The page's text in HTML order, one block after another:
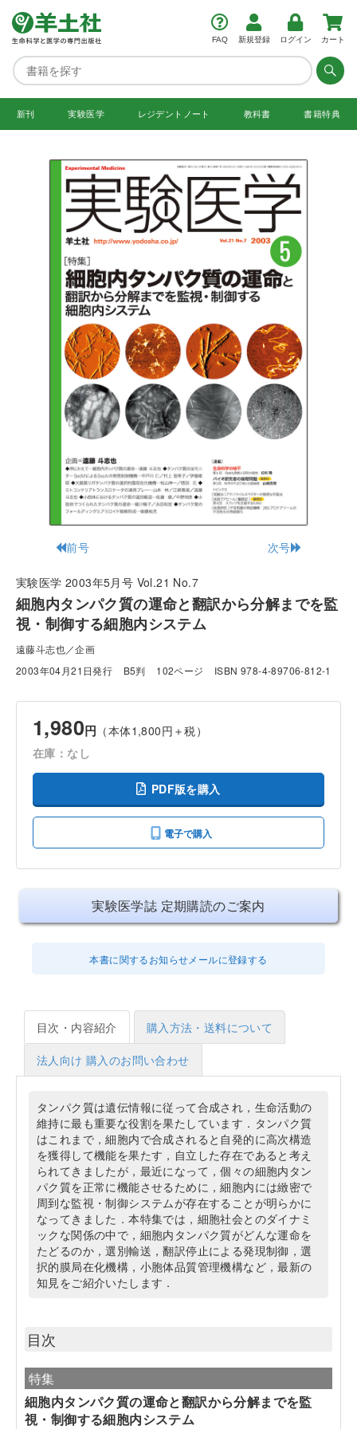
FAQ 新規登録 ログイン カート
新刊 実験医学 レジデント ノート 教科書 書籍特典
前号 次号
実験医学 2003年5月号 Vol.21 No.7
細胞内タンパク質の運命と翻訳から分解までを監
視・制御する細胞内システム
遠藤斗志也／企画
2003年04月21日発行
B5判 102ページ ISBN 978-4-89706-812-1
1,980円 （本体1,800円＋税）
在庫：なし
PDF版を購入
電子で購入
実験医学誌 定期購読のご案内
本書に関するお知らせメールに登録する
目次・内容紹介 購入方法・送料について
法人向け 購入のお問い合わせ
タンパク質は遺伝情報に従って合成され，生命活動の
維持に最も重要な役割を果たしています．タンパク質
はこれまで，細胞内で合成されると自発的に高次構造
を獲得して機能を果たす，自立した存在であると考え
られてきましたが，最近になって，個々の細胞内タン
パク質を正常に機能させるために，細胞内には緻密で
周到な監視・制御システムが存在することが明らかに
なってきました．本特集では，細胞社会とのダイナミ
ックな関係の中で，細胞内タンパク質がどんな運命を
たどるのか，選別輸送，翻訳停止による発現制御，選
択的膜局在化機構，小胞体品質管理機構など，最新の
知見をご紹介いたします．
目次
特集
細胞内タンパク質の運命と翻訳から分解までを監
視・制御する細胞内システム